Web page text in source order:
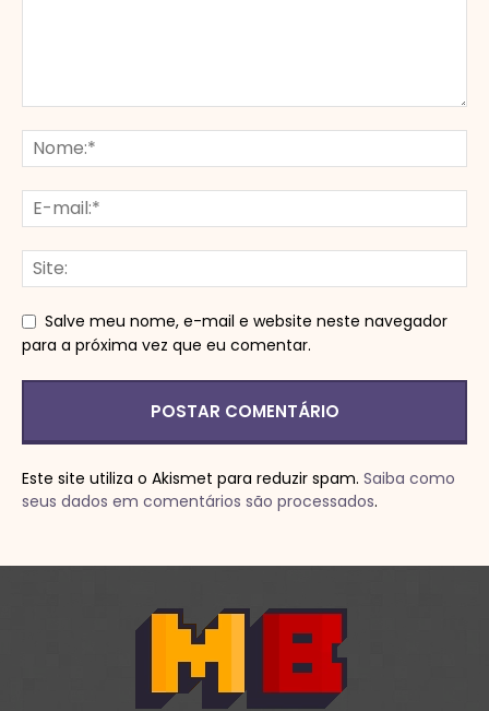
Salve meu nome, e-mail e website neste navegador
para a próxima vez que eu comentar.
Este site utiliza o Akismet para reduzir spam. Saiba como
seus dados em comentários são processados.